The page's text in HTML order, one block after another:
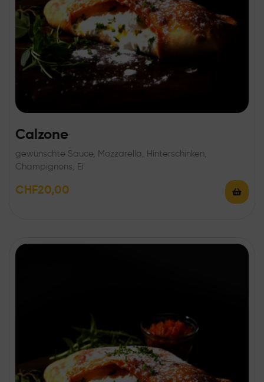
Calzone
gewünschte Sauce, Mozzarella, Hinterschinken,
Champignons, Ei
CHF20,00